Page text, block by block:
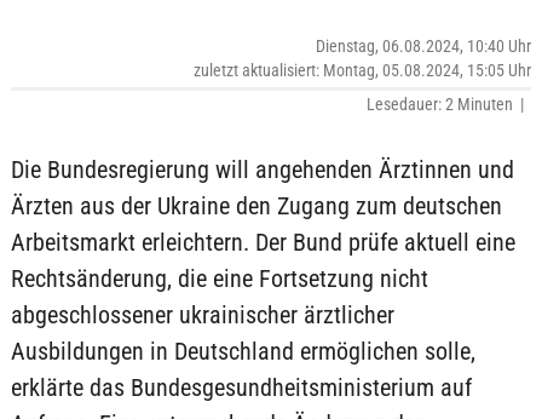
Dienstag, 06.08.2024, 10:40 Uhr
zuletzt aktualisiert: Montag, 05.08.2024, 15:05 Uhr
Lesedauer: 2 Minuten |
Die Bundesregierung will angehenden Ärztinnen und
Ärzten aus der Ukraine den Zugang zum deutschen
Arbeitsmarkt erleichtern. Der Bund prüfe aktuell eine
Rechtsänderung, die eine Fortsetzung nicht
abgeschlossener ukrainischer ärztlicher
Ausbildungen in Deutschland ermöglichen solle,
erklärte das Bundesgesundheitsministerium auf